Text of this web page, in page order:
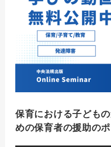
保育における子ども
めの保育者の援助の